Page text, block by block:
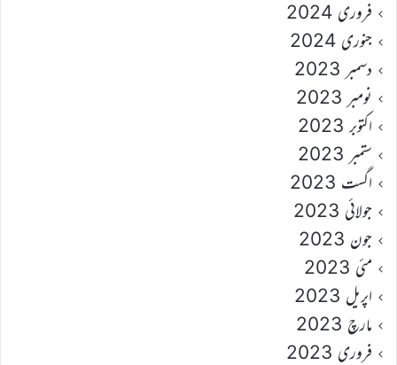
فروری 2024
جنوری 2024
دسمبر 2023
نومبر 2023
اکتوبر 2023
ستمبر 2023
اگست 2023
جولائی 2023
جون 2023
مئی 2023
اپریل 2023
مارچ 2023
فروری 2023